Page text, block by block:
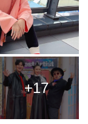
+17